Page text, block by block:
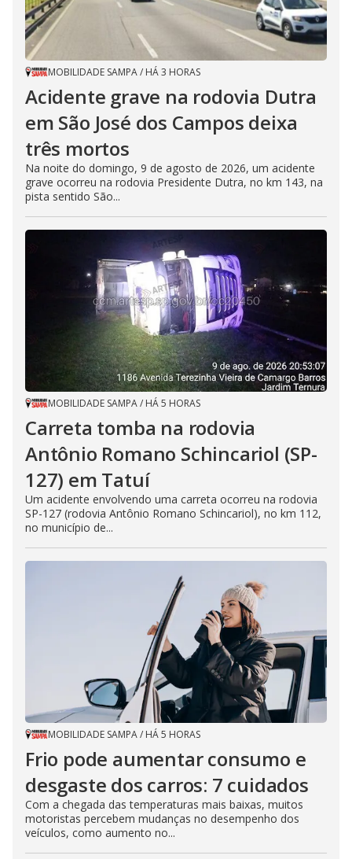
MOBILIDADE SAMPA/ HÁ 3 HORAS
Acidente grave na rodovia Dutra
em São José dos Campos deixa
três mortos
Na noite do domingo, 9 de agosto de 2026, um acidente
grave ocorreu na rodovia Presidente Dutra, no km 143, na
pista sentido São...
MOBILIDADE SAMPA/ HÁ 5 HORAS
Carreta tomba na rodovia
Antônio Romano Schincariol (SP-
127) em Tatuí
Um acidente envolvendo uma carreta ocorreu na rodovia
SP-127 (rodovia Antônio Romano Schincariol), no km 112,
no município de...
MOBILIDADE SAMPA/ HÁ 5 HORAS
Frio pode aumentar consumo e
desgaste dos carros: 7 cuidados
Com a chegada das temperaturas mais baixas, muitos
motoristas percebem mudanças no desempenho dos
veículos, como aumento no...